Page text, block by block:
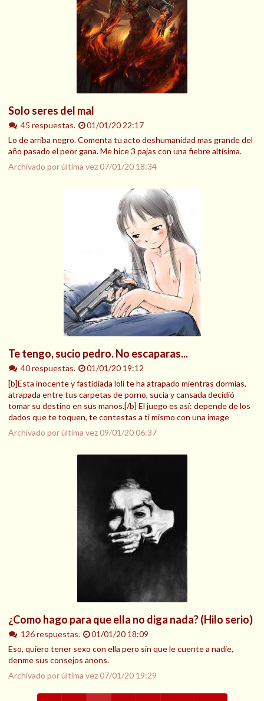
Solo seres del mal
45 respuestas.
01/01/20 22:17
Lo de arriba negro. Comenta tu acto deshumanidad mas grande del
año pasado el peor gana. Me hice 3 pajas con una fiebre altísima.
Archivado por última vez07/01/20 18:34
Te tengo, sucio pedro. No escaparas...
40 respuestas.
01/01/20 19:12
[b]Esta inocente y fastidiada loli te ha atrapado mientras dormías,
atrapada entre tus carpetas de porno, sucia y cansada decidió
tomar su destino en sus manos.[/b] El juego es así: depende de los
dados que te toquen, te contestas a ti mismo con una image
Archivado por última vez09/01/20 06:37
¿Como hago para que ella no diga nada? (Hilo serio)
126 respuestas.
01/01/20 18:09
Eso, quiero tener sexo con ella pero sin que le cuente a nadie,
denme sus consejos anons.
Archivado por última vez07/01/20 19:29